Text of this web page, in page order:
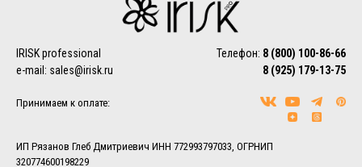
Доставка осуществляется по всему миру с помощью
службы EMS или Почты России.
Также можно воспользоваться услугами наиболее удобной
для Вас транспортной компании (СДЭК, ПЭК, Деловые
Более подробно ознакомиться с условиями доставки
IRISK professional Телефон: 8 (800) 100-86-66
8 (925) 179-13-75
e-mail: sales@irisk.ru
Принимаем к оплате:
ИП Рязанов Глеб Дмитриевич ИНН 772993797033, ОГРНИП
320774600198229